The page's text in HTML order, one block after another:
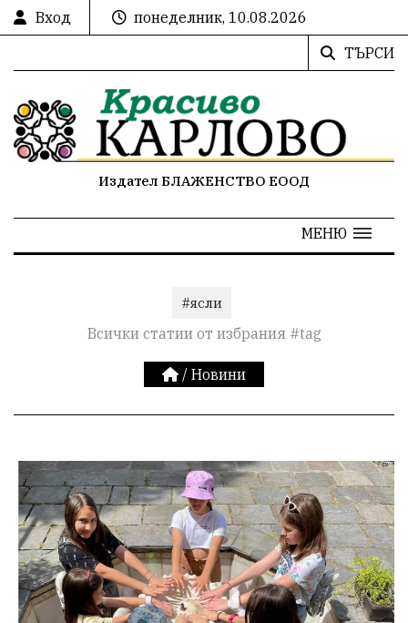
Вход
понеделник, 10.08.2026
ТЪРСИ
Издател БЛАЖЕНСТВО ЕООД
МЕНЮ
#ясли
Всички статии от избрания #tag
/ Новини